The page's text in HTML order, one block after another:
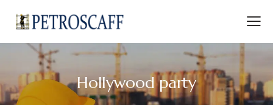
Hollywood party